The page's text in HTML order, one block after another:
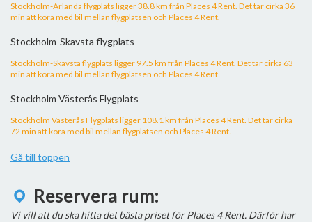
Stockholm-Arlanda flygplats ligger 38.8 km från Places 4 Rent. Det tar cirka 36
min att köra med bil mellan flygplatsen och Places 4 Rent.
Stockholm-Skavsta flygplats
Stockholm-Skavsta flygplats ligger 97.5 km från Places 4 Rent. Det tar cirka 63
min att köra med bil mellan flygplatsen och Places 4 Rent.
Stockholm Västerås Flygplats
Stockholm Västerås Flygplats ligger 108.1 km från Places 4 Rent. Det tar cirka
72 min att köra med bil mellan flygplatsen och Places 4 Rent.
Gå till toppen
Reservera rum:
Vi vill att du ska hitta det bästa priset för Places 4 Rent. Därför har